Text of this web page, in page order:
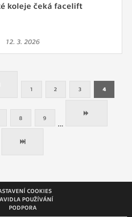
koleje čeká facelift
12. 3. 2026
1 2 3 4
8 9
COOKIES
POUŽÍVÁNÍ
PODPORA